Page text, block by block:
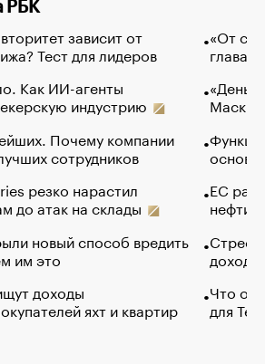
РБК
зависит от
Тест для лидеров
Как ИИ-агенты
индустрию
Почему компании
сотрудников
резко нарастил
до атак на склады
новый способ вредить
им это
доходы
яхт и квартир
«От
глава
Маск в
основ
ЕС
нефти
Что
для